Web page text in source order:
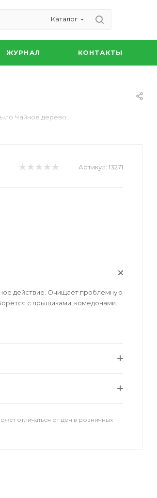
Каталог
ЖУРНАЛ КОНТАКТЫ
Чайное дерево
Артикул: 13271
действие. Очищает проблемную
с прыщиками, комедонами.
отличаться от цен в розничных